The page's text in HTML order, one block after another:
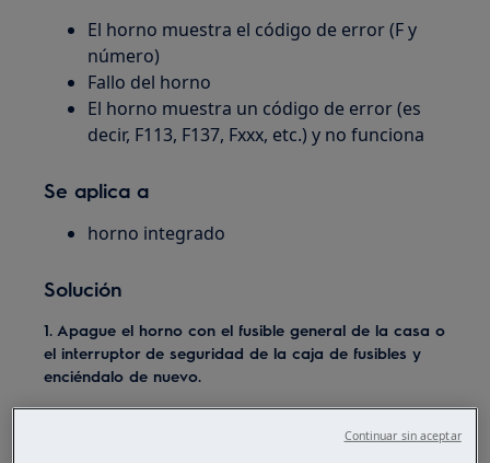
El horno muestra el código de error (F y
número)
Fallo del horno
El horno muestra un código de error (es
decir, F113, F137, Fxxx, etc.) y no funciona
Se aplica a
horno integrado
Solución
1. Apague el horno con el fusible general de la casa o
el interruptor de seguridad de la caja de fusibles y
enciéndalo de nuevo.
desconéctelo y espere 30 segundos antes de
Continuar sin aceptar